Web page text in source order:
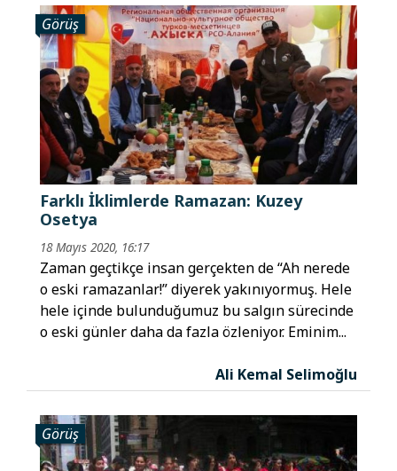
Görüş
Farklı İklimlerde Ramazan: Kuzey
Osetya
18 Mayıs 2020, 16:17
Zaman geçtikçe insan gerçekten de “Ah nerede
o eski ramazanlar!” diyerek yakınıyormuş. Hele
hele içinde bulunduğumuz bu salgın sürecinde
o eski günler daha da fazla özleniyor. Eminim...
Ali Kemal Selimoğlu
Görüş